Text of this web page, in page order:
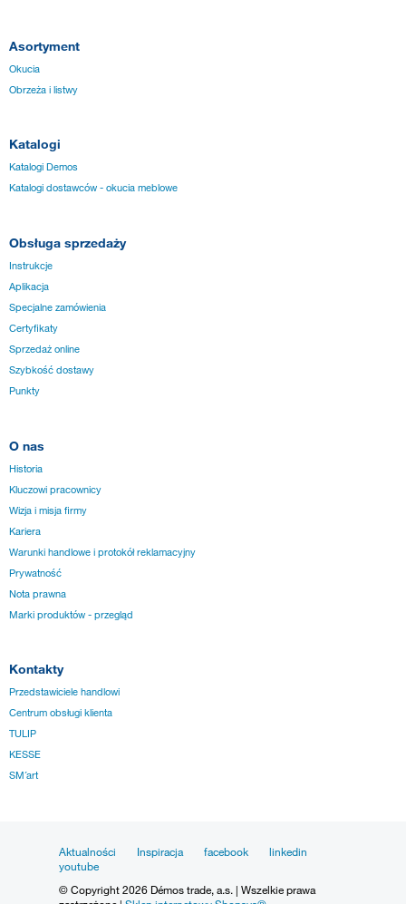
Asortyment
Okucia
Obrzeża i listwy
Katalogi
Katalogi Demos
Katalogi dostawców - okucia meblowe
Obsługa sprzedaży
Instrukcje
Aplikacja
Specjalne zamówienia
Certyfikaty
Sprzedaż online
Szybkość dostawy
Punkty
O nas
Historia
Kluczowi pracownicy
Wizja i misja firmy
Kariera
Warunki handlowe i protokół reklamacyjny
Prywatność
Nota prawna
Marki produktów - przegląd
Kontakty
Przedstawiciele handlowi
Centrum obsługi klienta
TULIP
KESSE
SM´art
Aktualności Inspiracja facebook
linkedin
youtube
© Copyright 2026 Démos trade, a.s. | Wszelkie prawa